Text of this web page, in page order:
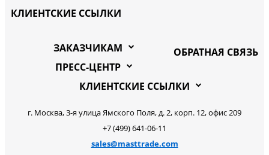
КЛИЕНТСКИЕ ССЫЛКИ
ОБРАТНАЯ СВЯЗЬ
ЗАКАЗЧИКАМ
ПРЕСС-ЦЕНТР
КЛИЕНТСКИЕ ССЫЛКИ
г. Москва, 3-я улица Ямского Поля, д. 2, корп. 12, офис 209
+7 (499) 641-06-11
sales@masttrade.com